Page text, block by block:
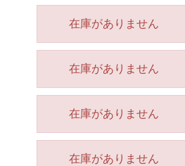
在庫がありません
在庫がありません
在庫がありません
在庫がありません